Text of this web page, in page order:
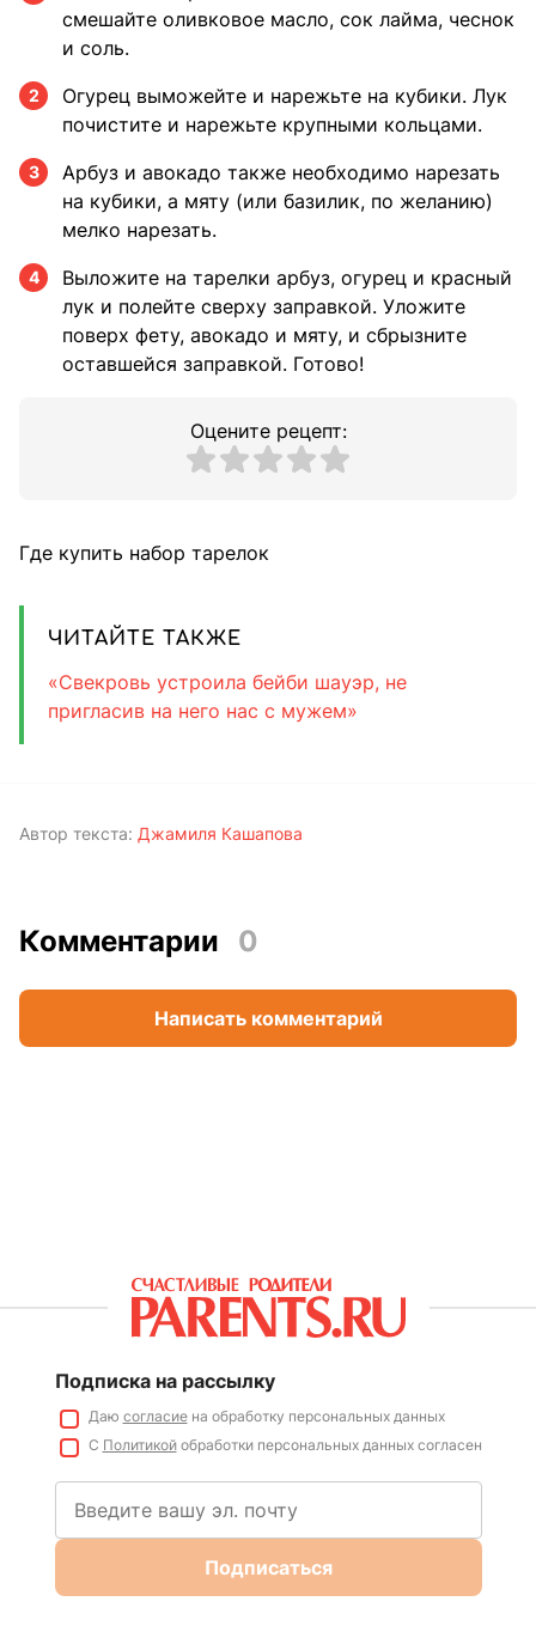
смешайте оливковое масло, сок лайма, чеснок
и соль.
2
Огурец выможейте и нарежьте на кубики. Лук
почистите и нарежьте крупными кольцами.
3
Арбуз и авокадо также необходимо нарезать
на кубики, а мяту (или базилик, по желанию)
мелко нарезать.
4
Выложите на тарелки арбуз, огурец и красный
лук и полейте сверху заправкой. Уложите
поверх фету, авокадо и мяту, и сбрызните
оставшейся заправкой. Готово!
Оцените рецепт:
Где купить набор тарелок
ЧИТАЙТЕ ТАКЖЕ
«Свекровь устроила бейби шауэр, не
пригласив на него нас с мужем»
Автор текста: Джамиля Кашапова
Комментарии 0
Написать комментарий
Подписка на рассылку
Даю согласиена обработку персональных данных
С Политикойобработки персональных данных согласен
Подписаться